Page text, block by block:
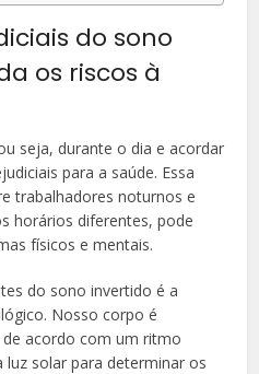
do sono
os riscos à
seja, durante o dia e acordar
para a saúde. Essa
trabalhadores noturnos e
horários diferentes, pode
físicos e mentais.
do sono invertido é a
Nosso corpo é
acordo com um ritmo
luz solar para determinar os